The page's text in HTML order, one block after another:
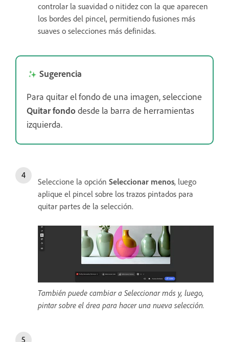
controlar la suavidad o nitidez con la que aparecen
los bordes del pincel, permitiendo fusiones más
suaves o selecciones más definidas.
Sugerencia
Para quitar el fondo de una imagen, seleccione
Quitar fondodesde la barra de herramientas
izquierda.
Seleccione la opción Seleccionar menos, luego
aplique el pincel sobre los trazos pintados para
quitar partes de la selección.
También puede cambiar a Seleccionar más y, luego,
pintar sobre el área para hacer una nueva selección.